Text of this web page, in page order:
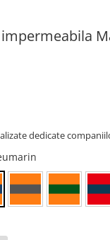
dedicate